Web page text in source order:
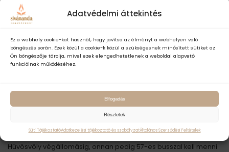
Adatvédelmi áttekintés
Ez a webhely cookie-kat használ, hogy javítsa az élményt a webhelyen való
böngészés során. Ezek közül a cookie-k közül a szükségesnek minősített sütiket az
Ön böngészője tárolja, mivel ezek elengedhetetlenek a weboldal alapvető
funkcióinak működéséhez.
Elfogadás
Részletek
Süti TájékoztatóAdatkezelési tájékoztató és szabályzatÁltalános Szerződési Feltételek
Hüvösvöly végállomásig, onnan pedig 57-es busszal kell menni